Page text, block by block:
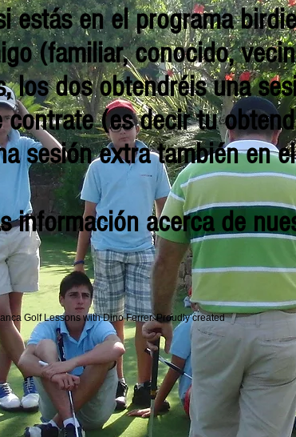
estás en el programa
(familiar, conocido,
los dos obtendréis una
contrate (es decir tu
sesión extra también en
información acerca de
Golf Lessons with Dino Ferrer. Proudly created